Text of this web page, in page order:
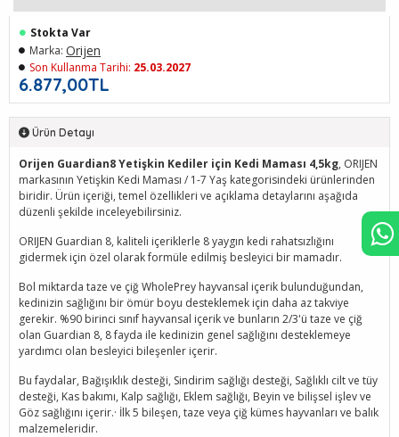
6.877,00TL
Stokta Var
Marka: Orijen
Son Kullanma Tarihi: 25.03.2027
Ürün Detayı
Orijen Guardian8 Yetişkin Kediler için Kedi Maması 4,5kg, ORIJEN
markasının Yetişkin Kedi Maması / 1-7 Yaş kategorisindeki ürünlerinden
biridir. Ürün içeriği, temel özellikleri ve açıklama detaylarını aşağıda
düzenli şekilde inceleyebilirsiniz.
ORIJEN Guardian 8, kaliteli içeriklerle 8 yaygın kedi rahatsızlığını
gidermek için özel olarak formüle edilmiş besleyici bir mamadır.
Bol miktarda taze ve çiğ WholePrey hayvansal içerik bulunduğundan,
kedinizin sağlığını bir ömür boyu desteklemek için daha az takviye
gerekir. %90 birinci sınıf hayvansal içerik ve bunların 2/3'ü taze ve çiğ
olan Guardian 8, 8 fayda ile kedinizin genel sağlığını desteklemeye
yardımcı olan besleyici bileşenler içerir.
Bu faydalar, Bağışıklık desteği, Sindirim sağlığı desteği, Sağlıklı cilt ve tüy
desteği, Kas bakımı, Kalp sağlığı, Eklem sağlığı, Beyin ve bilişsel işlev ve
Göz sağlığını içerir.· İlk 5 bileşen, taze veya çiğ kümes hayvanları ve balık
malzemeleridir.